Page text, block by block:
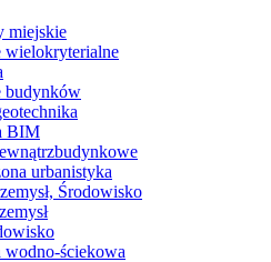
miejskie
wielokryterialne
budynków
BIM
urbanistyka
Środowisko
wodno-ściekowa